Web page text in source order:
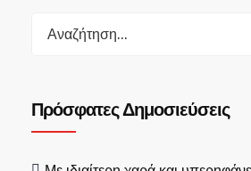
Πρόσφατες Δημοσιεύσεις